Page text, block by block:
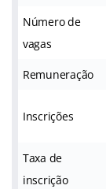
Número de
vagas
Remuneração
Inscrições
Taxa de
inscrição